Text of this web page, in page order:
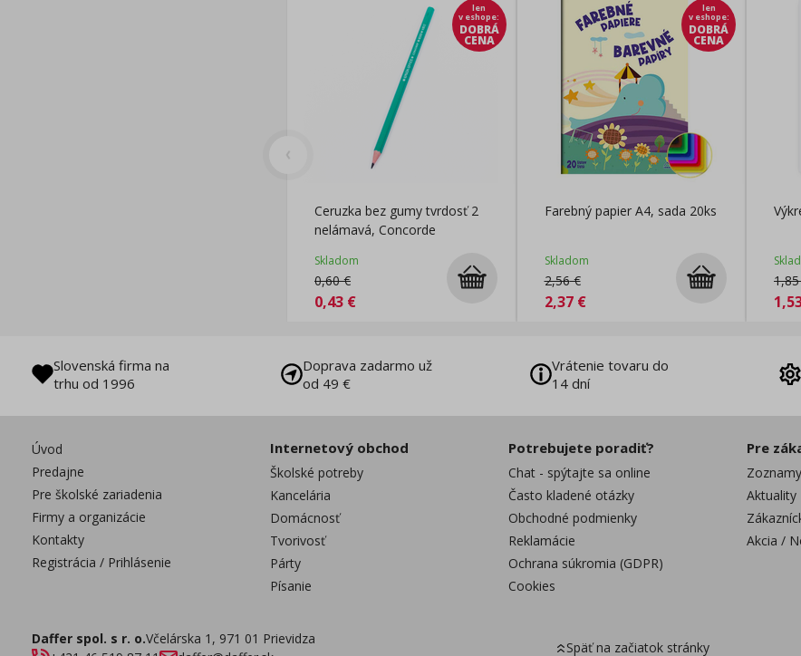
len
v eshope:
DOBRÁ
CENA
Ceruzka bez gumy tvrdosť 2
nelámavá, Concorde
Skladom
0,60€
0,43 €
len
v eshope:
DOBRÁ
CENA
Farebný papier A4, sada 20ks
Skladom
2,56€
2,37€
1,85
Slovenská firma na
trhu od 1996
Doprava zadarmo už
od 49 €
Vrátenie tovaru do
14 dní
Úvod
Predajne
Pre školské zariadenia
Firmy a organizácie
Kontakty
Registrácia / Prihlásenie
Internetový obchod
Školské potreby
Kancelária
Domácnosť
Tvorivosť
Párty
Písanie
Potrebujete poradiť?
Chat - spýtajte sa online
Často kladené otázky
Obchodné podmienky
Reklamácie
Ochrana súkromia (GDPR)
Cookies
Pre
Aktuality
Akcia /
Daffer spol. s r. o.Včelárska 1, 971 01 Prievidza
Späť na začiatok stránky